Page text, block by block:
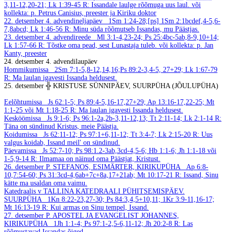
3,11-12,20-21; Lk 1:39-45 R: Issandale laulge rõõmuga uus laul. või
kollekta: p. Petrus Canisius, preester ja Kiriku doktor
22. detsember 4. advendineljapäev
1Sm 1:24-28;[ps] 1Sm 2:1bcdef,4-5,6-
7,8abcd; Lk 1:46-56 R: Minu süda rõõmutseb Issandas, mu Päästjas.
23. detsember 4. advendireede
Ml 3:1-4,23-24; Ps 25:4bc-5ab,8-9,10+14;
Lk 1:57-66 R: Tõstke oma pead, sest Lunastaja tuleb. või kollekta: p. Jan
Kanty, preester
24. detsember 4. advendilaupäev
Hommikumissa
2Sm 7:1-5,8-12,14,16;Ps 89:2-3,4-5, 27+29; Lk 1:67-79
R: Ma laulan igavesti Issanda heldusest.
25. detsember ╬ KRISTUSE SÜNNIPÄEV, SUURPÜHA (JÕULUPÜHA)
Eelõhtumissa
Js 62:1-5; Ps 89:4-5,16-17,27+29; Ap 13:16-17,22-25; Mt
1:1-25 või Mt 1:18-25 R: Ma laulan igavesti Issanda heldusest.
Kesköömissa
Js 9:1-6; Ps 96:1-2a,2b-3,11-12,13; Tt 2:11-14; Lk 2:1-14 R:
Täna on sündinud Kristus, meie Päästja.
Koidumissa
Js 62:11-12; Ps 97:1+6,11-12; Tt 3:4-7; Lk 2:15-20 R: Uus
valgus koidab, Issand meil' on sündinud.
Päevamissa
Js 52:7-10; Ps 98:1.2-3ab,3cd-4,5-6; Hb 1:1-6; Jh 1:1-18 või
1-5,9-14 R: Ilmamaa on näinud oma Päästjat, Kristust.
26. detsember P. STEFANOS, ESIMÄRTER, KIRIKUPÜHA
Ap 6:8-
10,7:54-60; Ps 31:3cd-4,6ab+7c+8a,17+21ab; Mt 10:17-21 R: Issand, Sinu
kätte ma usaldan oma vaimu.
Katedraalis v TALLINA KATEDRAALI PÜHITSEMISPÄEV.
SUURPÜHA
1Kn 8:22-23,27-30; Ps 84:3,4,5+10,11; 1Kr 3:9-11,16-17;
Mt 16:13-19 R: Kui armas on Sinu tempel, Issand.
27. detsember P. APOSTEL JA EVANGELIST JOHANNES,
KIRIKUPÜHA
1Jh 1:1-4; Ps 97:1-2,5-6,11-12; Jh 20:2-8 R: Las